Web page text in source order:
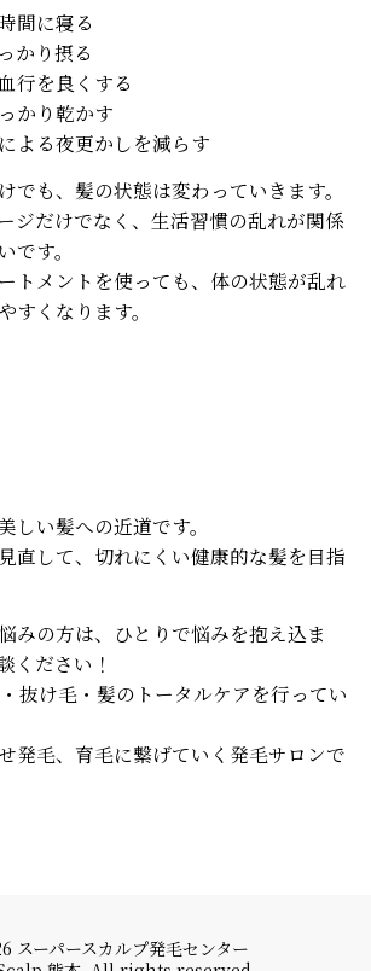
間に寝る
かり摂る
行を良くする
かり乾かす
よる夜更かしを減らす
でも、髪の状態は変わっていきます。
ジだけでなく、生活習慣の乱れが関係
です。
トメントを使っても、体の状態が乱れ
すくなります。
しい髪への近道です。
直して、切れにくい健康的な髪を目指
みの方は、ひとりで悩みを抱え込ま
ください！
抜け毛・髪のトータルケアを行ってい
発毛、育毛に繋げていく発毛サロンで
スーパースカルプ発毛センター